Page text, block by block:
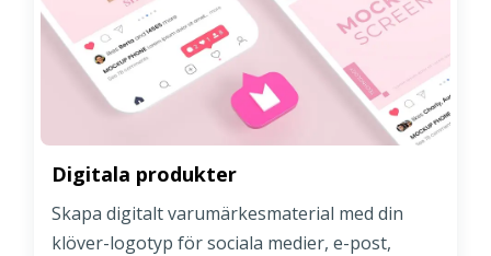
Digitala produkter
Skapa digitalt varumärkesmaterial med din
klöver-logotyp för sociala medier, e-post,